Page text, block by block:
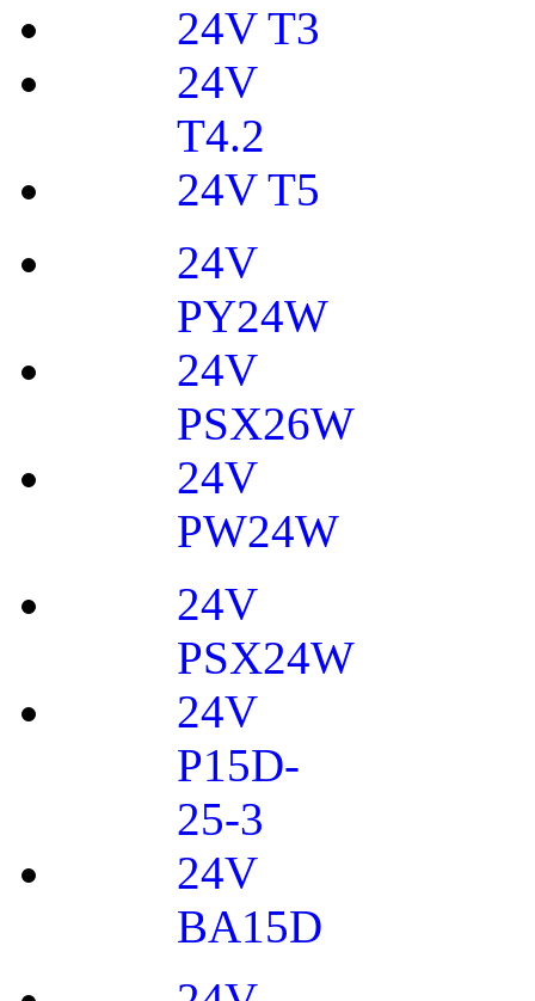
24V T3
24V
T4.2
24V T5
24V
PY24W
24V
PSX26W
24V
PW24W
24V
PSX24W
24V
P15D-
25-3
24V
BA15D